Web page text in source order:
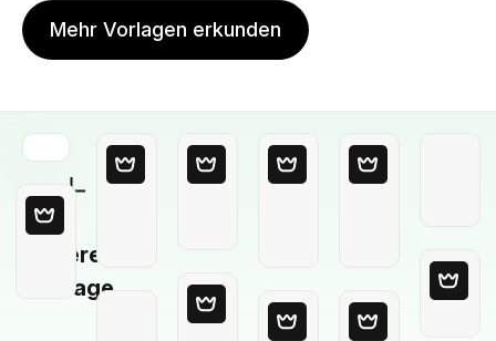
Mehr Vorlagen erkunden
Leere
Vorlage